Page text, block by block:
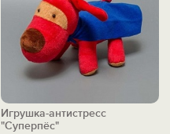
Игрушка-антистресс
"Суперпёс"